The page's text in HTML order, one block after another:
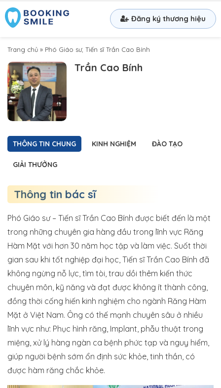
Đăng ký thương hiệu
Trang chủ » Phó Giáo sư, Tiến sĩ Trần Cao Bính
Trần Cao Bính
THÔNG TIN CHUNG KINH NGHIỆM ĐÀO TẠO
GIẢI THƯỞNG
Thông tin bác sĩ
Phó Giáo sư – Tiến sĩ Trần Cao Bính được biết đến là một
trong những chuyên gia hàng đầu trong lĩnh vực Răng
Hàm Mặt với hơn 30 năm học tập và làm việc. Suốt thời
gian sau khi tốt nghiệp đại học, Tiến sĩ Trần Cao Bính đã
không ngừng nỗ lực, tìm tòi, trau dồi thêm kiến thức
chuyên môn, kỹ năng và đạt được không ít thành công,
đồng thời cống hiến kinh nghiệm cho ngành Răng Hàm
Mặt ở Việt Nam. Ông có thế mạnh chuyên sâu ở nhiều
lĩnh vực như: Phục hình răng, Implant, phẫu thuật trong
miệng, xử lý hàng ngàn ca bệnh phức tạp và nguy hiểm,
giúp người bệnh sớm ổn định sức khỏe, tinh thần, có
được hàm răng chắc khỏe.